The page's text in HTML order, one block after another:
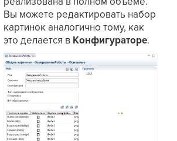
Вы можете редактировать набор
картинок аналогично тому, как
это делается в Конфигураторе.